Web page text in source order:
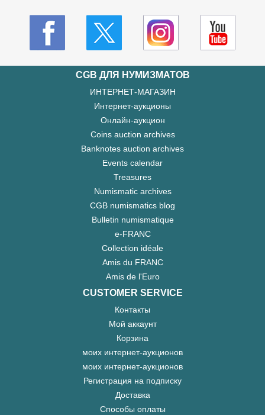
CGB ДЛЯ НУМИЗМАТОВ
ИНТЕРНЕТ-МАГАЗИН
Интернет-аукционы
Онлайн-аукцион
Coins auction archives
Banknotes auction archives
Events calendar
Treasures
Numismatic archives
CGB numismatics blog
Bulletin numismatique
e-FRANC
Collection idéale
Amis du FRANC
Amis de l'Euro
CUSTOMER SERVICE
Контакты
Мой аккаунт
Корзина
моих интернет-аукционов
моих интернет-аукционов
Регистрация на подписку
Доставка
Способы оплаты